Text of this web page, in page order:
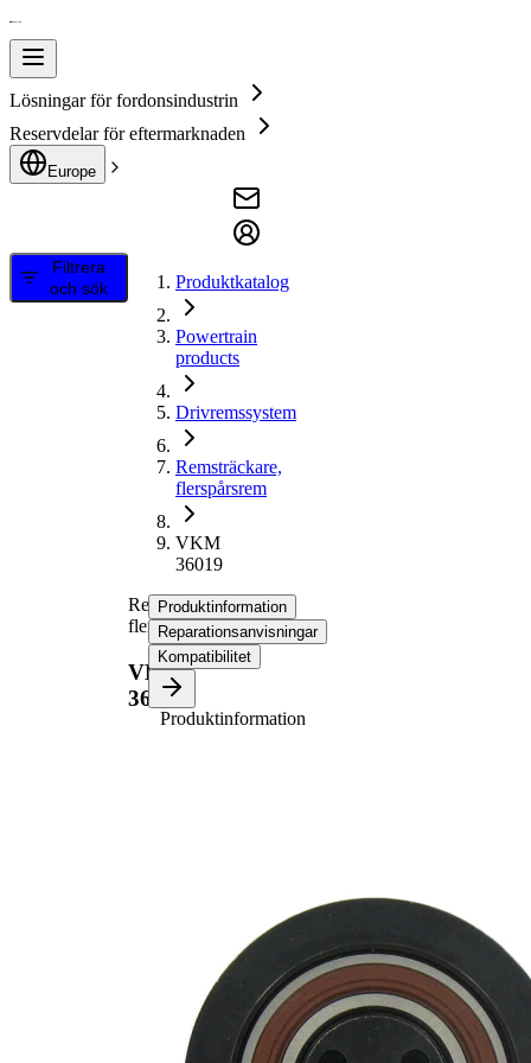
Lösningar för fordonsindustrin
Reservdelar för eftermarknaden
Europe
Filtrera
och sök
Produktkatalog
Powertrain
products
Drivremssystem
Remsträckare,
flerspårsrem
VKM
36019
Remsträckare,
flerspårsrem
VKM
36019
Produktinformation
Reparationsanvisningar
Kompatibilitet
Produktinformation